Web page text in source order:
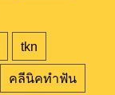
tkn
คลีนิคทำฟัน